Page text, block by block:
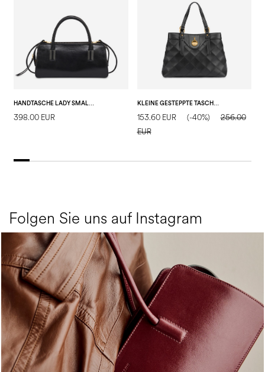
HANDTASCHE LADY SMALL AUS GLÄNZENDEM KALBSLEDER
398.00 EUR
KLEINE GESTEPPTE TASCHE MIT DOPPELTEM GRIFF AUS KUNSTLEDER
153.60 EUR (-40%)
256.00
EUR
Folgen Sie uns auf Instagram
Classy, sassy, trendy - the new Pollini Lady Bag is ...